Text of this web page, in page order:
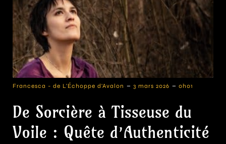
Francesca - de L'Échoppe d'Avalon - 3 mars 2026 - 0h01
De Sorcière à Tisseuse du
Voile : Quête d’Authenticité